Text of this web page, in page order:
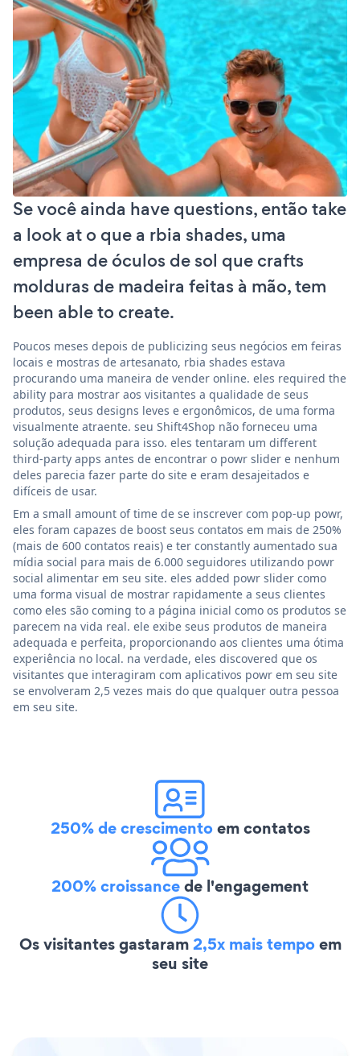
Se você ainda have questions, então take
a look at o que a rbia shades, uma
empresa de óculos de sol que crafts
molduras de madeira feitas à mão, tem
been able to create.
Poucos meses depois de publicizing seus negócios em feiras
locais e mostras de artesanato, rbia shades estava
procurando uma maneira de vender online. eles required the
ability para mostrar aos visitantes a qualidade de seus
produtos, seus designs leves e ergonômicos, de uma forma
visualmente atraente. seu Shift4Shop não forneceu uma
solução adequada para isso. eles tentaram um different
third-party apps antes de encontrar o powr slider e nenhum
deles parecia fazer parte do site e eram desajeitados e
difíceis de usar.
Em a small amount of time de se inscrever com pop-up powr,
eles foram capazes de boost seus contatos em mais de 250%
(mais de 600 contatos reais) e ter constantly aumentado sua
mídia social para mais de 6.000 seguidores utilizando powr
social alimentar em seu site. eles added powr slider como
uma forma visual de mostrar rapidamente a seus clientes
como eles são coming to a página inicial como os produtos se
parecem na vida real. ele exibe seus produtos de maneira
adequada e perfeita, proporcionando aos clientes uma ótima
experiência no local. na verdade, eles discovered que os
visitantes que interagiram com aplicativos powr em seu site
se envolveram 2,5 vezes mais do que qualquer outra pessoa
em seu site.
250% de crescimentoem contatos
200% croissancede l'engagement
Os visitantes gastaram2,5x mais tempoem
seu site